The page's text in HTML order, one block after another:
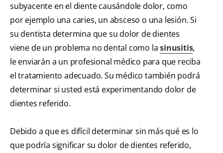
subyacente en el diente causándole dolor, como
por ejemplo una caries, un absceso o una lesión. Si
su dentista determina que su dolor de dientes
viene de un problema no dental como lasinusitis,
le enviarán a un profesional médico para que reciba
el tratamiento adecuado. Su médico también podrá
determinar si usted está experimentando dolor de
dientes referido.
Debido a que es difícil determinar sin más qué es lo
que podría significar su dolor de dientes referido,